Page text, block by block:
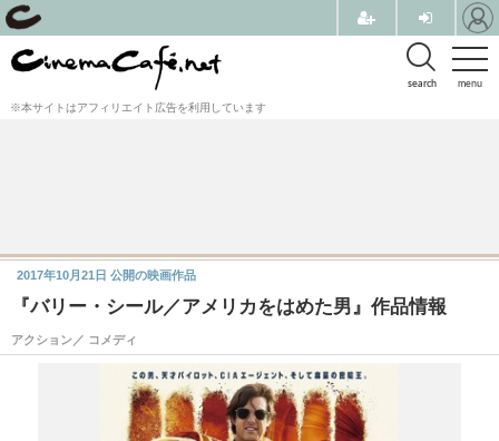
menu
search
※本サイトはアフィリエイト広告を利用しています
『バリー・シール／アメリカをはめた男』作品情報
アクション／ コメディ
2017年10月21日 公開の映画作品